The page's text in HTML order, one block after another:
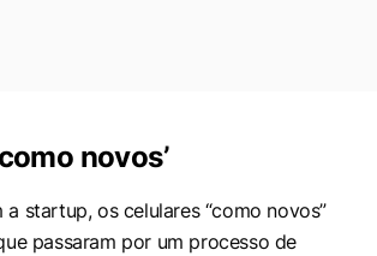
novos’
startup, os celulares “como novos”
passaram por um processo de